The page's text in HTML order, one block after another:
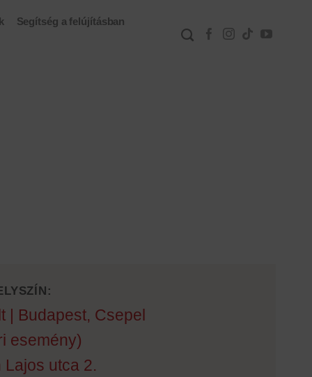
Segítség a felújításban
| Budapest, Csepel
esemény)
Lajos utca 2.